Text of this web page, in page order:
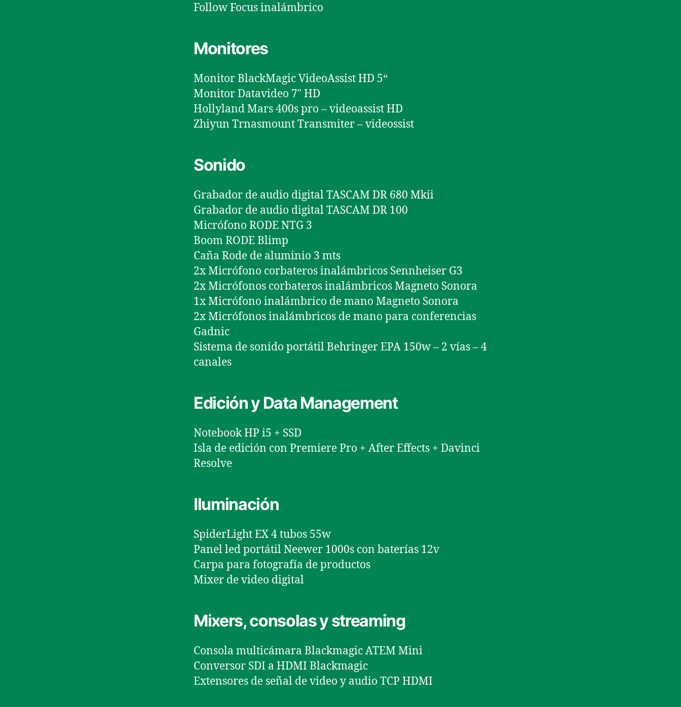
Follow Focus inalámbrico
Monitores
Monitor BlackMagic VideoAssist HD 5“
Monitor Datavideo 7″ HD
Hollyland Mars 400s pro – videoassist HD
Zhiyun Trnasmount Transmiter – videossist
Sonido
Grabador de audio digital TASCAM DR 680 Mkii
Grabador de audio digital TASCAM DR 100
Micrófono RODE NTG 3
Boom RODE Blimp
Caña Rode de aluminio 3 mts
2x Micrófono corbateros inalámbricos Sennheiser G3
2x Micrófonos corbateros inalámbricos Magneto Sonora
1x Micrófono inalámbrico de mano Magneto Sonora
2x Micrófonos inalámbricos de mano para conferencias
Gadnic
Sistema de sonido portátil Behringer EPA 150w – 2 vías – 4
canales
Edición y Data Management
Notebook HP i5 + SSD
Isla de edición con Premiere Pro + After Effects + Davinci
Resolve
Iluminación
SpiderLight EX 4 tubos 55w
Panel led portátil Neewer 1000s con baterías 12v
Carpa para fotografía de productos
Mixer de video digital
Mixers, consolas y streaming
Consola multicámara Blackmagic ATEM Mini
Conversor SDI a HDMI Blackmagic
Extensores de señal de video y audio TCP HDMI